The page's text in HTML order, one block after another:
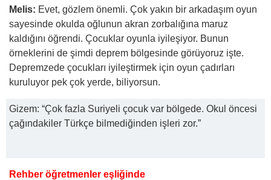
Melis: Evet, gözlem önemli. Çok yakın bir arkadaşım oyun
sayesinde okulda oğlunun akran zorbalığına maruz
kaldığını öğrendi. Çocuklar oyunla iyileşiyor. Bunun
örneklerini de şimdi deprem bölgesinde görüyoruz işte.
Depremzede çocukları iyileştirmek için oyun çadırları
kuruluyor pek çok yerde, biliyorsun.
Gizem: “Çok fazla Suriyeli çocuk var bölgede. Okul öncesi
çağındakiler Türkçe bilmediğinden işleri zor.”
Rehber öğretmenler eşliğinde